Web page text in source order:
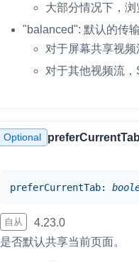
大部分情况下，
"balanced": 默认的传
对于屏幕共享视频
对于其他视频流
Optional preferCurrentTab
preferCurrentTab:
自从
4.23.0
是否默认共享当前页面。